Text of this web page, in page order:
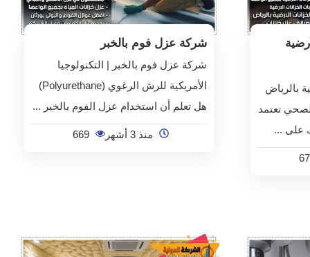
بالرياض
الصحي تعتمد
على ...
شركة عزل فوم بالخبر
شركة عزل فوم بالخبر | التكنولوجيا
الأمريكية للرش الرغوي (Polyurethane)
هل تعلم أن استخدام عزل الفوم بالخبر ...
منذ 3 أشهر 669